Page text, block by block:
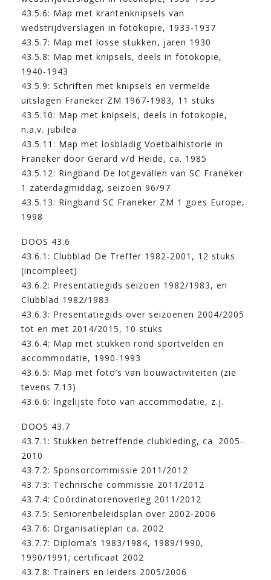
43.5.6: Map met krantenknipsels van
wedstrijdverslagen in fotokopie, 1933-1937
43.5.7: Map met losse stukken, jaren 1930
43.5.8: Map met knipsels, deels in fotokopie,
1940-1943
43.5.9: Schriften met knipsels en vermelde
uitslagen Franeker ZM 1967-1983, 11 stuks
43.5.10: Map met knipsels, deels in fotokopie,
n.a.v. jubilea
43.5.11: Map met losbladig Voetbalhistorie in
Franeker door Gerard v/d Heide, ca. 1985
43.5.12: Ringband De lotgevallen van SC Franeker
1 zaterdagmiddag, seizoen 96/97
43.5.13: Ringband SC Franeker ZM 1 goes Europe,
1998
DOOS 43.6
43.6.1: Clubblad De Treffer 1982-2001, 12 stuks
(incompleet)
43.6.2: Presentatiegids seizoen 1982/1983, en
Clubblad 1982/1983
43.6.3: Presentatiegids over seizoenen 2004/2005
tot en met 2014/2015, 10 stuks
43.6.4: Map met stukken rond sportvelden en
accommodatie, 1990-1993
43.6.5: Map met foto’s van bouwactiviteiten (zie
tevens 7.13)
43.6.6: Ingelijste foto van accommodatie, z.j.
DOOS 43.7
43.7.1: Stukken betreffende clubkleding, ca. 2005-
2010
43.7.2: Sponsorcommissie 2011/2012
43.7.3: Technische commissie 2011/2012
43.7.4: Coördinatorenoverleg 2011/2012
43.7.5: Seniorenbeleidsplan over 2002-2006
43.7.6: Organisatieplan ca. 2002
43.7.7: Diploma’s 1983/1984, 1989/1990,
1990/1991; certificaat 2002
43.7.8: Trainers en leiders 2005/2006